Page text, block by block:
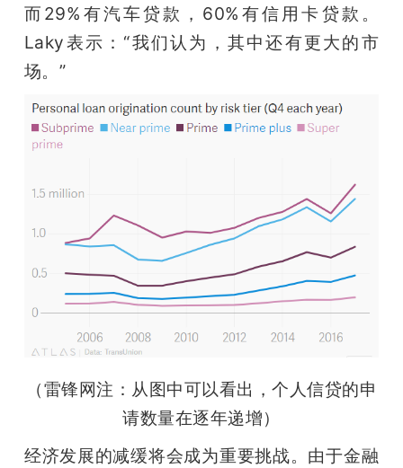
而29%有汽车贷款，60%有信用卡贷款。
Laky表示：“我们认为，其中还有更大的市
场。”
（雷锋网注：从图中可以看出，个人信贷的申
请数量在逐年递增）
经济发展的减缓将会成为重要挑战。由于金融